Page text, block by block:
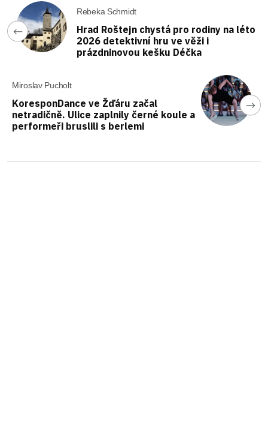
Rebeka Schmidt
Hrad Roštejn chystá pro rodiny na léto
2026 detektivní hru ve věži i
prázdninovou kešku Déčka
Miroslav Pucholt
KoresponDance ve Žďáru začal
netradičně. Ulice zaplnily černé koule a
performeři bruslili s berlemi